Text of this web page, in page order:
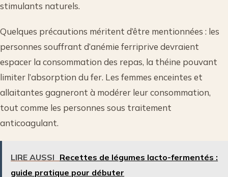
stimulants naturels.
Quelques précautions méritent d’être mentionnées : les
personnes souffrant d’anémie ferriprive devraient
espacer la consommation des repas, la théine pouvant
limiter l’absorption du fer. Les femmes enceintes et
allaitantes gagneront à modérer leur consommation,
tout comme les personnes sous traitement
anticoagulant.
LIRE AUSSI Recettes de légumes lacto-fermentés :
guide pratique pour débuter